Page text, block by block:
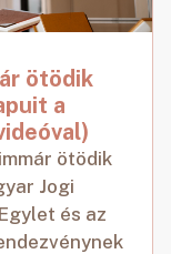
ötödik
a
ötödik
Jogi
és az